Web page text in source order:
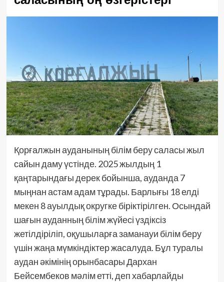
Қорғалжын ауданының білім беру саласы жыл
сайын даму үстінде. 2025 жылдың 1
қаңтарындағы дерек бойынша, ауданда 7
мыңнан астам адам тұрады. Барлығы 18 елді
мекен 8 ауылдық округке біріктірілген. Осындай
шағын ауданның білім жүйесі үздіксіз
жетілдіріліп, оқушыларға заманауи білім беру
үшін жаңа мүмкіндіктер жасалуда. Бұл туралы
аудан әкімінің орынбасары Дархан
Бейсембеков мәлім етті, деп хабарлайды